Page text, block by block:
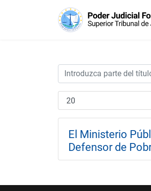
El Ministerio
Defensor de